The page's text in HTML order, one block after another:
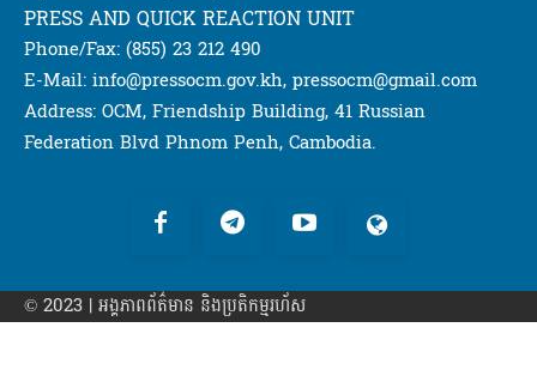
PRESS AND QUICK REACTION UNIT
Phone/Fax: (855) 23 212 490
E-Mail: info@pressocm.gov.kh, pressocm@gmail.com
Address: OCM, Friendship Building, 41 Russian
Federation Blvd Phnom Penh, Cambodia.
© 2023 | អង្គភាព​ព័ត៌មាន​ និងប្រតិកម្មរហ័ស